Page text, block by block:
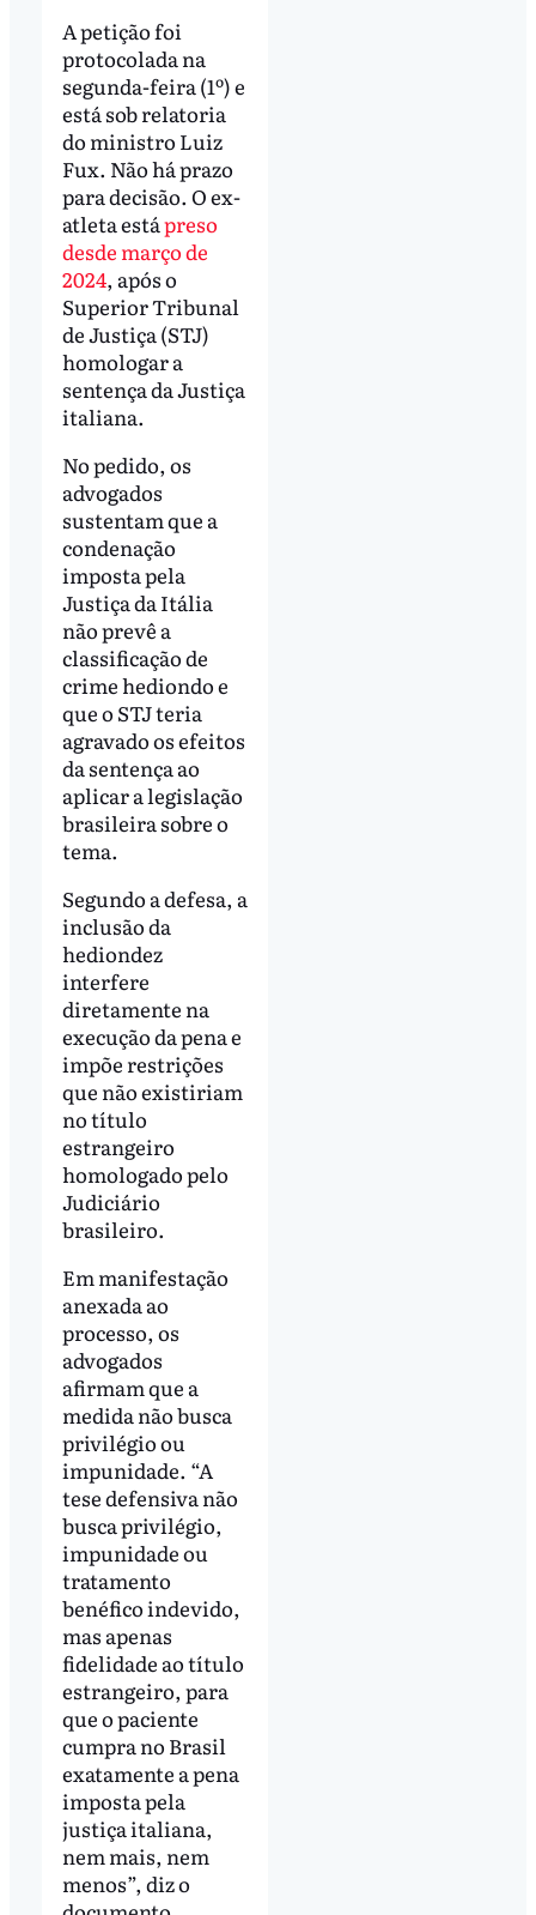
A petição foi
protocolada na
segunda-feira (1º) e
está sob relatoria
do ministro Luiz
Fux. Não há prazo
para decisão. O ex-
atleta estápreso
desde marçode
2024, após o
Superior Tribunal
de Justiça (STJ)
homologar a
sentença da Justiça
italiana.
No pedido, os
advogados
sustentam que a
condenação
imposta pela
Justiça da Itália
não prevê a
classificação de
crime hediondo e
que o STJ teria
agravado os efeitos
da sentença ao
aplicar a legislação
brasileira sobre o
tema.
Segundo a defesa, a
inclusão da
hediondez
interfere
diretamente na
execução da pena e
impõe restrições
que não existiriam
no título
estrangeiro
homologado pelo
Judiciário
brasileiro.
Em manifestação
anexada ao
processo, os
advogados
afirmam que a
medida não busca
privilégio ou
impunidade. “A
tese defensiva não
busca privilégio,
impunidade ou
tratamento
benéfico indevido,
mas apenas
fidelidade ao título
estrangeiro, para
que o paciente
cumpra no Brasil
exatamente a pena
imposta pela
justiça italiana,
nem mais, nem
menos”, diz o